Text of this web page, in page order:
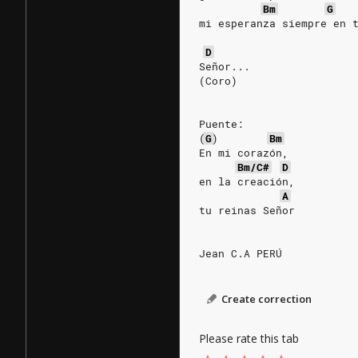
Bm
G
mi esperanza siempre en
D
Señor...
(Coro)
Puente:
(G)
Bm
En mi corazón,
Bm/C#
D
en la creación,
A
tu reinas Señor
Jean C.A PERÚ
Create correction
Please rate this tab